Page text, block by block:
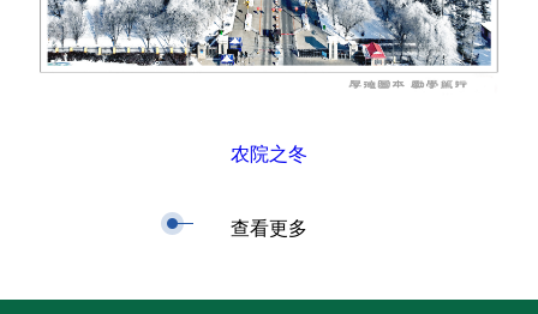
农院之冬
查看更多